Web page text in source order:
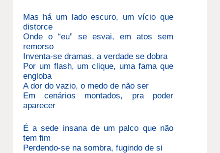
Mas há um lado escuro, um vício que
distorce
Onde o “eu” se esvai, em atos sem
remorso
Inventa-se dramas, a verdade se dobra
Por um flash, um clique, uma fama que
engloba
A dor do vazio, o medo de não ser
Em cenários montados, pra poder
aparecer
É a sede insana de um palco que não
tem fim
Perdendo-se na sombra, fugindo de si